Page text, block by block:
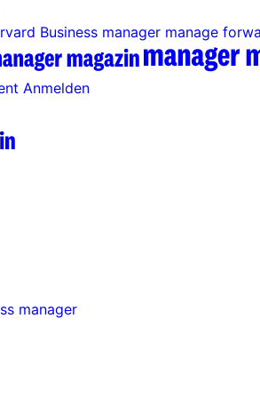
Business manager manage
Anmelden
manager